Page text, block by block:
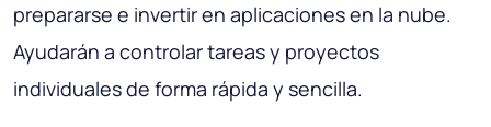
prepararse e invertir en aplicaciones en la nube.
Ayudarán a controlar tareas y proyectos
individuales de forma rápida y sencilla.